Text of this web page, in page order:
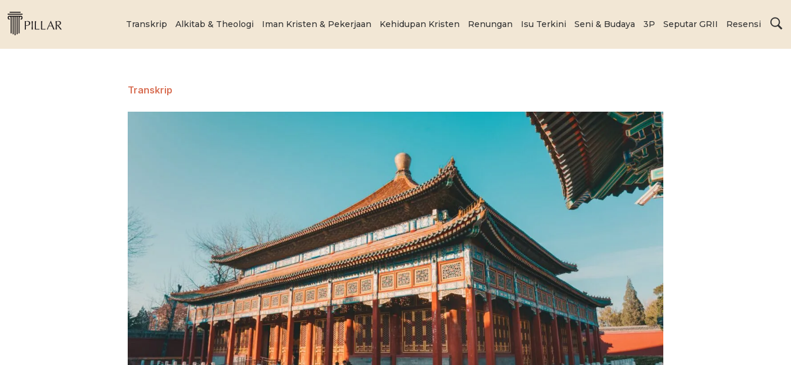
Transkrip Alkitab & Theologi Iman Kristen & Pekerjaan Kehidupan Kristen Renungan Isu Terkini Seni & Budaya 3P Seputar GRII Resensi
Transkrip